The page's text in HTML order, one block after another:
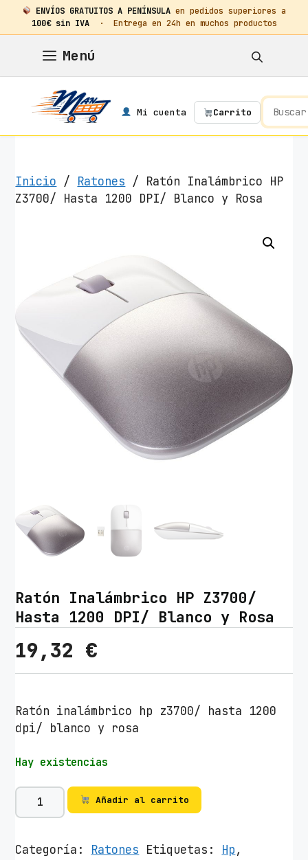
ENVÍOS GRATUITOS A PENÍNSULA en pedidos superiores a
100€ sin IVA· Entrega en 24h en muchos productos
contenido
Menú
Mi cuenta Carrito
Inicio / Ratones / Ratón Inalámbrico HP
Z3700/ Hasta 1200 DPI/ Blanco y Rosa
Ratón Inalámbrico HP Z3700/
Hasta 1200 DPI/ Blanco y Rosa
19,32 €
Ratón inalámbrico hp z3700/ hasta 1200
dpi/ blanco y rosa
Hay existencias
R
a
ó
Añadir al carrito
Categoría: Ratones Etiquetas: Hp,